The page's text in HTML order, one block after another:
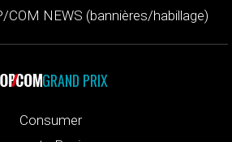
COM NEWS (bannières/habillage)
GRAND PRIX
Consumer